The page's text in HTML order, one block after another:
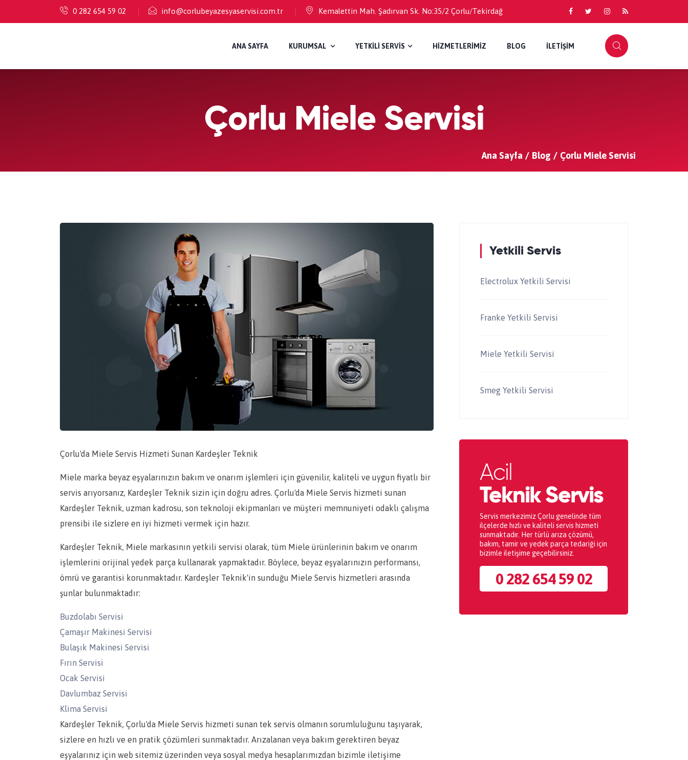
0 282 654 59 02 info@corlubeyazesyaservisi.com.tr Kemalettin Mah. Şadırvan Sk. No:35/2 Çorlu/Tekirdağ
ANA SAYFA KURUMSAL YETKİLİ SERVİS HİZMETLERİMİZ BLOG İLETİŞİM
Çorlu Miele Servisi
Ana Sayfa Blog Çorlu Miele Servisi
Çorlu'da Miele Servis Hizmeti Sunan Kardeşler Teknik
Miele marka beyaz eşyalarınızın bakım ve onarım işlemleri için güvenilir, kaliteli ve uygun fiyatlı bir
servis arıyorsanız, Kardeşler Teknik sizin için doğru adres. Çorlu'da Miele Servis hizmeti sunan
Kardeşler Teknik, uzman kadrosu, son teknoloji ekipmanları ve müşteri memnuniyeti odaklı çalışma
prensibi ile sizlere en iyi hizmeti vermek için hazır.
Kardeşler Teknik, Miele markasının yetkili servisi olarak, tüm Miele ürünlerinin bakım ve onarım
işlemlerini orijinal yedek parça kullanarak yapmaktadır. Böylece, beyaz eşyalarınızın performansı,
ömrü ve garantisi korunmaktadır. Kardeşler Teknik'in sunduğu Miele Servis hizmetleri arasında
şunlar bulunmaktadır:
Buzdolabı Servisi
Çamaşır Makinesi Servisi
Bulaşık Makinesi Servisi
Fırın Servisi
Ocak Servisi
Davlumbaz Servisi
Klima Servisi
Kardeşler Teknik, Çorlu'da Miele Servis hizmeti sunan tek servis olmanın sorumluluğunu taşıyarak,
sizlere en hızlı ve en pratik çözümleri sunmaktadır. Arızalanan veya bakım gerektiren beyaz
eşyalarınız için web sitemiz üzerinden veya sosyal medya hesaplarımızdan bizimle iletişime
Yetkili Servis
Electrolux Yetkili Servisi
Franke Yetkili Servisi
Miele Yetkili Servisi
Smeg Yetkili Servisi
Acil
Teknik Servis
Servis merkezimiz Çorlu genelinde tüm
ilçelerde hızlı ve kaliteli servis hizmeti
sunmaktadır. Her türlü arıza çözümü,
bakım, tamir ve yedek parça tedariği için
bizimle iletişime geçebilirsiniz.
0 282 654 59 02